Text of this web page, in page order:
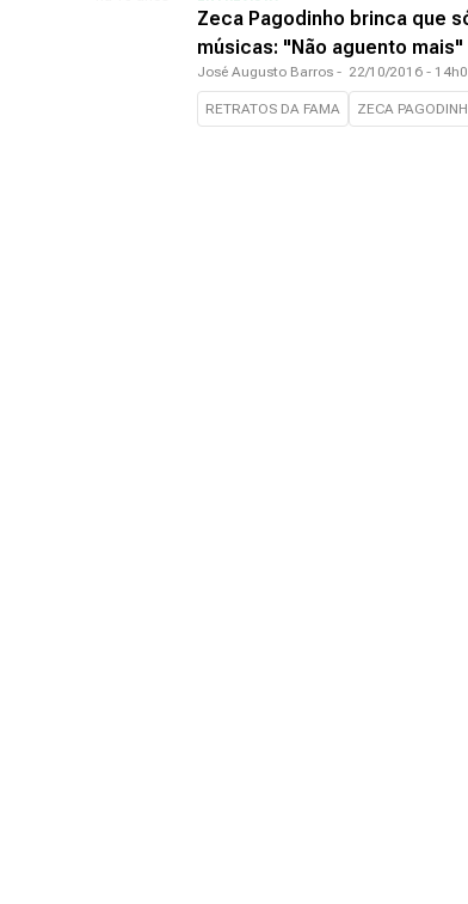
Zeca Pagodinho brinca que
músicas: "Não aguento mais"
José Augusto Barros - 22/10/2016 -
RETRATOS DA FAMA ZECA